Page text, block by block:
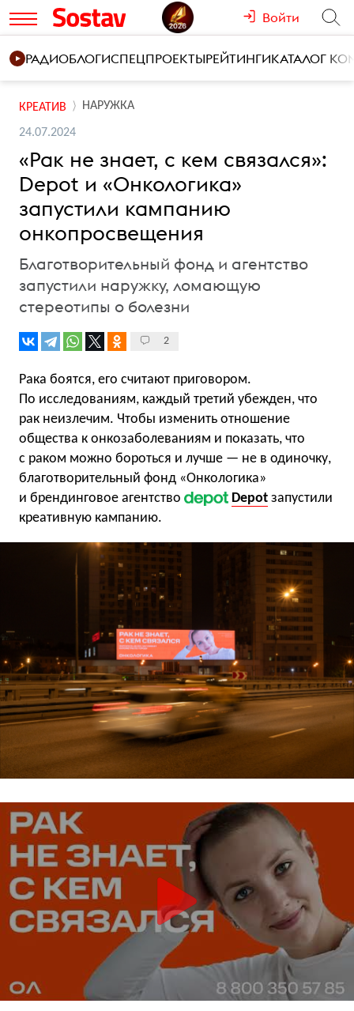
Войти
РАДИОБЛОГИСПЕЦПРОЕКТЫРЕЙТИНГИКАТАЛОГ
КРЕАТИВ НАРУЖКА
24.07.2024
«Рак не знает, с кем связался»:
Depot и «Онкологика»
запустили кампанию
онкопросвещения
Благотворительный фонд и агентство
запустили наружку, ломающую
стереотипы о болезни
2
Рака боятся, его считают приговором.
По исследованиям, каждый третий убежден, что
рак неизлечим. Чтобы изменить отношение
общества к онкозаболеваниям и показать, что
с раком можно бороться и лучше — не в одиночку,
благотворительный фонд «Онкологика»
и брендинговое агентство
Depot запустили
креативную кампанию.